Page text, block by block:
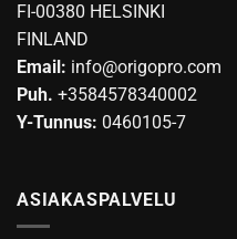
tuotteen
FI-00380 HELSINKI
FINLAND
Email: info@origopro.com
Puh. +3584578340002
Y-Tunnus: 0460105-7
ASIAKASPALVELU